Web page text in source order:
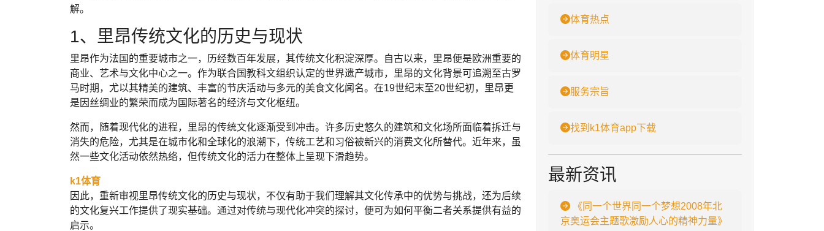
解。
1、里昂传统文化的历史与现状
里昂作为法国的重要城市之一，历经数百年发展，其传统文化积淀深厚。自古以来，里昂便是欧洲重要的
商业、艺术与文化中心之一。作为联合国教科文组织认定的世界遗产城市，里昂的文化背景可追溯至古罗
马时期，尤以其精美的建筑、丰富的节庆活动与多元的美食文化闻名。在19世纪末至20世纪初，里昂更
是因丝绸业的繁荣而成为国际著名的经济与文化枢纽。
然而，随着现代化的进程，里昂的传统文化逐渐受到冲击。许多历史悠久的建筑和文化场所面临着拆迁与
消失的危险，尤其是在城市化和全球化的浪潮下，传统工艺和习俗被新兴的消费文化所替代。近年来，虽
然一些文化活动依然热络，但传统文化的活力在整体上呈现下滑趋势。
k1体育
因此，重新审视里昂传统文化的历史与现状，不仅有助于我们理解其文化传承中的优势与挑战，还为后续
的文化复兴工作提供了现实基础。通过对传统与现代化冲突的探讨，便可为如何平衡二者关系提供有益的
启示。
体育热点
体育明星
服务宗旨
找到k1体育app下载
最新资讯
《同一个世界同一个梦想2008年北
京奥运会主题歌激励人心的精神力量》